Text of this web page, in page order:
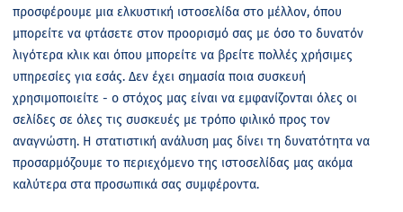
προσφέρουμε μια ελκυστική ιστοσελίδα στο μέλλον, όπου
μπορείτε να φτάσετε στον προορισμό σας με όσο το δυνατόν
λιγότερα κλικ και όπου μπορείτε να βρείτε πολλές χρήσιμες
υπηρεσίες για εσάς. Δεν έχει σημασία ποια συσκευή
χρησιμοποιείτε - ο στόχος μας είναι να εμφανίζονται όλες οι
σελίδες σε όλες τις συσκευές με τρόπο φιλικό προς τον
αναγνώστη. Η στατιστική ανάλυση μας δίνει τη δυνατότητα να
προσαρμόζουμε το περιεχόμενο της ιστοσελίδας μας ακόμα
καλύτερα στα προσωπικά σας συμφέροντα.